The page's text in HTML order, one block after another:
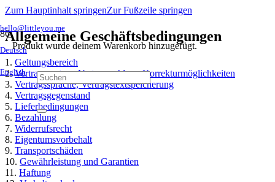
Zum Hauptinhalt springenZur Fußzeile springen
hello@littleyou.me
Deutsch
English
Produkt wurde deinem Warenkorb hinzugefügt.
Allgemeine Geschäftsbedingungen
1. Geltungsbereich
2.Vertragspartner, Vertragsschluss, Korrekturmöglichkeiten
3. Vertragssprache, Vertragstextspeicherung
4. Vertragsgegenstand
5. Lieferbedingungen
6. Bezahlung
7. Widerrufsrecht
8. Eigentumsvorbehalt
9. Transportschäden
10. Gewährleistung und Garantien
11. Haftung